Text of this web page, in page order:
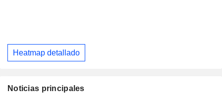
Heatmap detallado
Noticias principales